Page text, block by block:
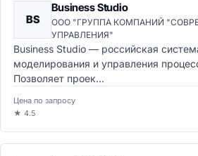
BS
Business Studio
ООО "ГРУППА КОМПАНИЙ
УПРАВЛЕНИЯ"
Business Studio — российская
моделирования и управления
Позволяет проек...
Цена по запросу
★ 4.5